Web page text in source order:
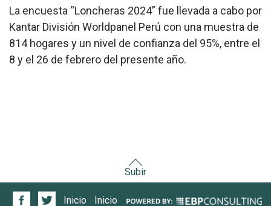
La encuesta “Loncheras 2024” fue llevada a cabo por
Kantar División Worldpanel Perú con una muestra de
814 hogares y un nivel de confianza del 95%, entre el
8 y el 26 de febrero del presente año.
Subir
Inicio Inicio